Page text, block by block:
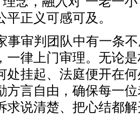
平正义可感可及。
事审判团队中有一条
一律上门审理。无论
处挂起、法庭便开在
方言自由，确保每一
求说清楚、把心结都